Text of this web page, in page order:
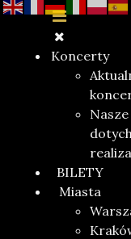
Koncerty
Nasze
BILETY
Miasta